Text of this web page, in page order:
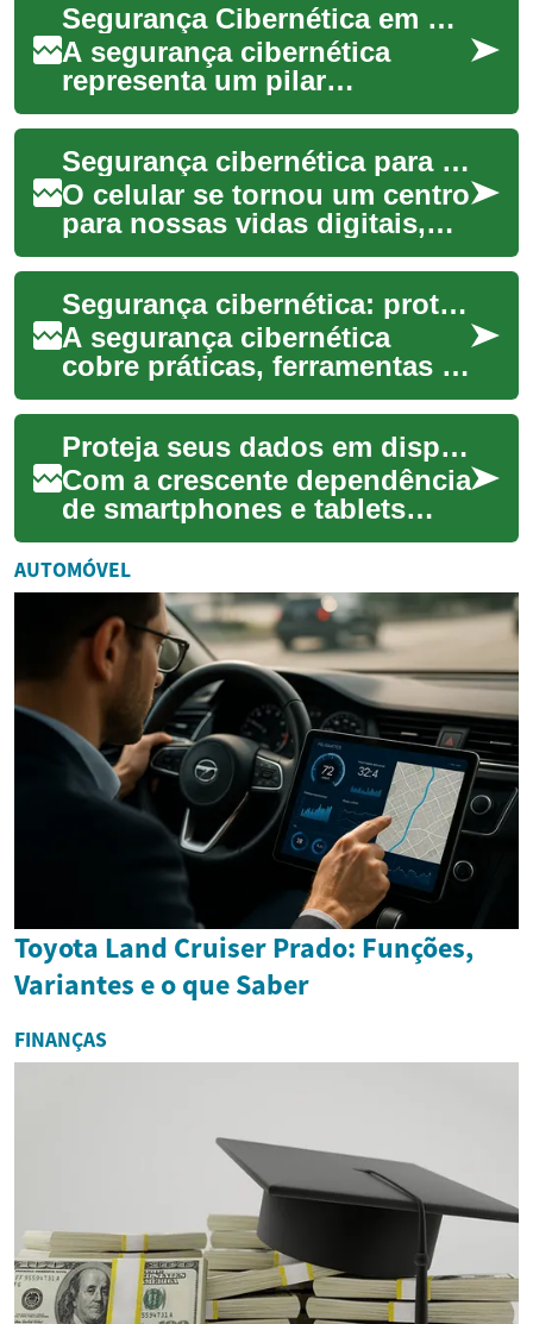
Segurança Cibernética em Projetos de TI
A segurança cibernética
representa um pilar
fundamental para o sucesso e
a sustentabilidade de
qualquer projeto de Te...
Segurança cibernética para seu celular
O celular se tornou um centro
para nossas vidas digitais,
armazenando informações
pessoais e profissionais
cruciais. ...
Segurança cibernética: proteção de computadores e dados
A segurança cibernética
cobre práticas, ferramentas e
políticas destinadas a
proteger computadores,
redes e informaçõ...
Proteja seus dados em dispositivos móveis
Com a crescente dependência
de smartphones e tablets
para atividades diárias, a
segurança dos dados
pessoais e financ...
AUTOMÓVEL
Toyota Land Cruiser Prado: Funções,
Variantes e o que Saber
FINANÇAS